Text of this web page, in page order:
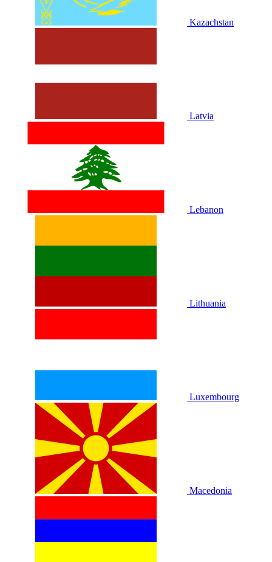
Kazachstan
Latvia
Lebanon
Lithuania
Luxembourg
Macedonia